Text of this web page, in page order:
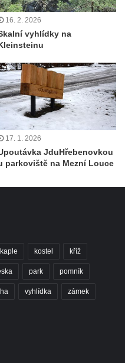
hora)
Větruše-
v Ústí nad
kopcem u
jezera
16. 2. 2026
vyhlídky na
17. 1. 2026
JduHřebenovkou
parkoviště na Mezní Louce
kaple kostel kříž
park pomník
vyhlídka zámek